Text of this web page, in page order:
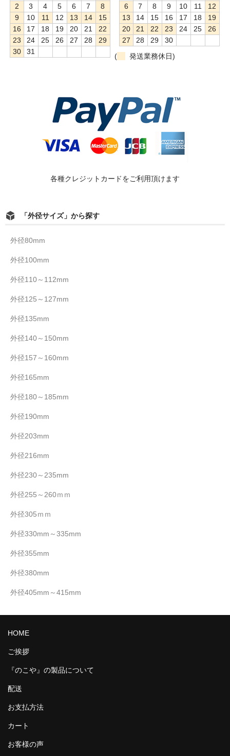
2
3 4 5 6 7
8
9
10 11 12 13 14
15
16
17 18 19 20 21
22
23
24 25 26 27 28
29
30
31
6
7 8 9 10 11
12
13
14 15 16 17 18
19
20
21 22 23 24 25
26
27
28 29
30
(
発送業務休日)
各種クレジットカードをご利用頂けます
「外径サイズ」から探す
外径80mm
外径100mm
外径110～112mm
外径125～127mm
外径135mm
外径140～150mm
外径157～160mm
外径165mm
外径180～185mm
外径190mm
外径203mm
外径216mm
外径230～235mm
外径255～260ｍｍ
外径305ｍｍ
外径330mm～335mm
外径355mm
外径380mm
外径405mm～415mm
HOME
ご挨拶
『のこや』の製品について
配送
お支払方法
カート
お客様の声